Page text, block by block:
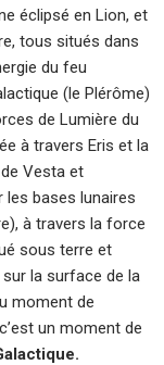
éclipsé en Lion, et
tous situés dans
du feu
(le Plérôme)
de Lumière du
à travers Eris et la
Vesta et
les bases lunaires
à travers la force
sous terre et
la surface de la
moment de
un moment de